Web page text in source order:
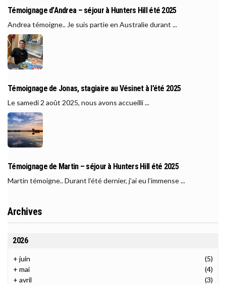
Témoignage d’Andrea – séjour à Hunters Hill été 2025
Andrea témoigne.. Je suis partie en Australie durant ...
Témoignage de Jonas, stagiaire au Vésinet à l’été 2025
Le samedi 2 août 2025, nous avons accueilli ...
Témoignage de Martin – séjour à Hunters Hill été 2025
Martin témoigne.. Durant l’été dernier, j’ai eu l’immense ...
Archives
2026
+ juin
(5)
+ mai
(4)
+ avril
(3)